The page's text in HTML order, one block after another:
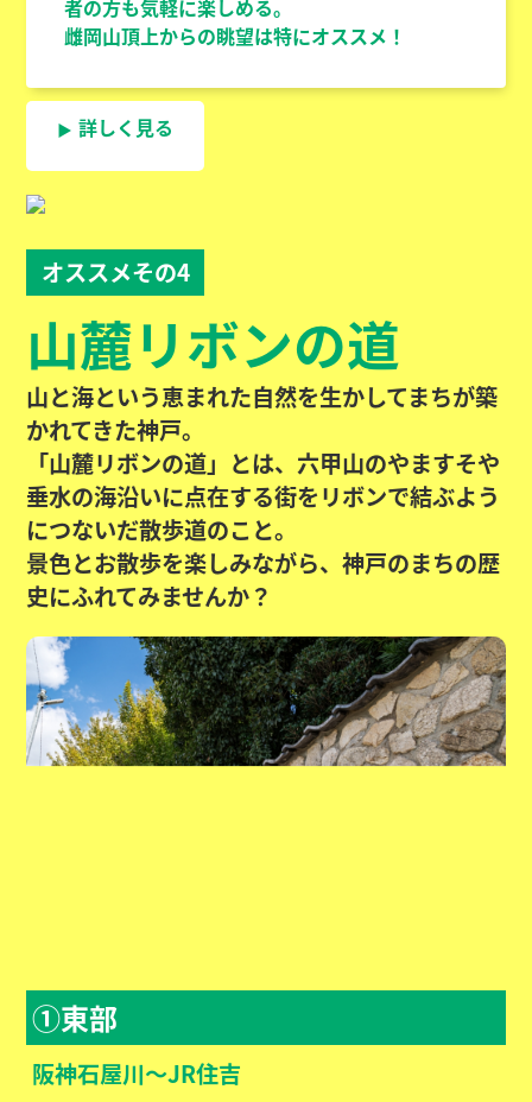
者の方も気軽に楽しめる。
雌岡山頂上からの眺望は特にオススメ！
詳しく見る
オススメその4
山麓リボンの道
山と海という恵まれた自然を生かしてまちが築
かれてきた神戸。
「山麓リボンの道」とは、六甲山のやますそや
垂水の海沿いに点在する街をリボンで結ぶよう
につないだ散歩道のこと。
景色とお散歩を楽しみながら、神戸のまちの歴
史にふれてみませんか？
①東部
阪神石屋川～JR住吉